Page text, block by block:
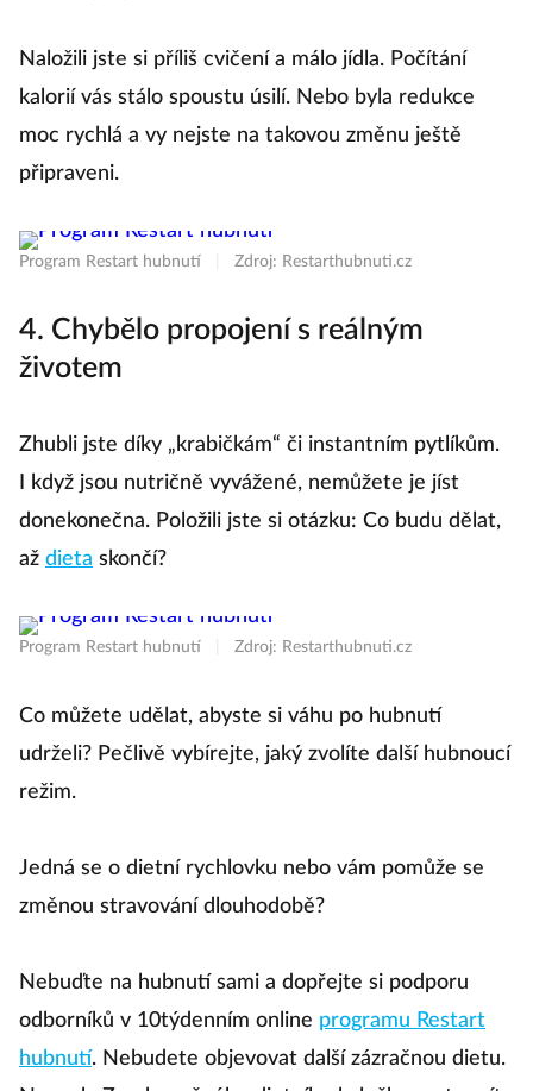
Naložili jste si příliš cvičení a málo jídla. Počítání
kalorií vás stálo spoustu úsilí. Nebo byla redukce
moc rychlá a vy nejste na takovou změnu ještě
připraveni.
Program Restart hubnutí Zdroj: Restarthubnuti.cz
4. Chybělo propojení s reálným
životem
Zhubli jste díky „krabičkám“ či instantním pytlíkům.
I když jsou nutričně vyvážené, nemůžete je jíst
donekonečna. Položili jste si otázku: Co budu dělat,
až dieta skončí?
Program Restart hubnutí Zdroj: Restarthubnuti.cz
Co můžete udělat, abyste si váhu po hubnutí
udrželi? Pečlivě vybírejte, jaký zvolíte další hubnoucí
režim.
Jedná se o dietní rychlovku nebo vám pomůže se
změnou stravování dlouhodobě?
Nebuďte na hubnutí sami a dopřejte si podporu
odborníků v 10týdenním online programu Restart
hubnutí. Nebudete objevovat další zázračnou dietu.